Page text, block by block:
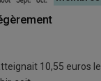
10,55 euros le